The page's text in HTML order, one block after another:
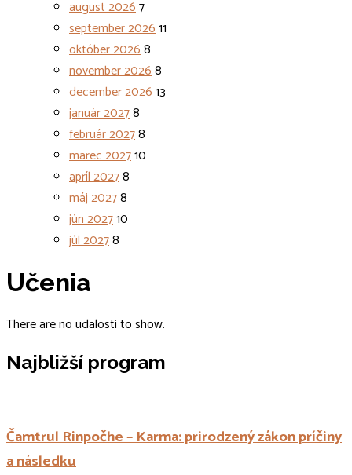
august 20267
september 202611
október 20268
november 20268
december 202613
január 20278
február 20278
marec 202710
apríl 20278
máj 20278
jún 202710
júl 20278
Učenia
There are no udalosti to show.
Najbližší program
Čamtrul Rinpočhe – Karma: prirodzený zákon príčiny
a následku